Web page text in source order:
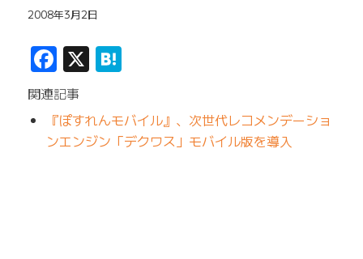
2008年3月2日
Facebook
X Hatena
関連記事
『ぽすれんモバイル』、次世代レコメンデーショ
ンエンジン「デクワス」モバイル版を導入